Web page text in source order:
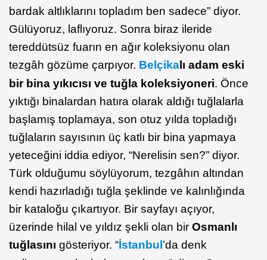
bardak altlıklarını topladım ben sadece” diyor.
Gülüyoruz, laflıyoruz. Sonra biraz ileride
tereddütsüz fuarın en ağır koleksiyonu olan
tezgâh gözüme çarpıyor. Belçika lı adam eski
bir bina yıkıcısı ve tuğla koleksiyoneri. Önce
yıktığı binalardan hatıra olarak aldığı tuğlalarla
başlamış toplamaya, son otuz yılda topladığı
tuğlaların sayısının üç katlı bir bina yapmaya
yeteceğini iddia ediyor, “Nerelisin sen?” diyor.
Türk olduğumu söylüyorum, tezgâhın altından
kendi hazırladığı tuğla şeklinde ve kalınlığında
bir kataloğu çıkartıyor. Bir sayfayı açıyor,
üzerinde hilal ve yıldız şekli olan bir Osmanlı
tuğlasını gösteriyor. “İstanbul ’da denk